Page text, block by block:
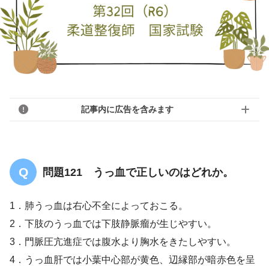
記事内に広告を含みます
問題121 うっ血で正しいのはどれか。
1．肺うっ血は右心不全によっておこる。
2．下肢のうっ血では下肢静脈瘤が生じやすい。
3．門脈圧亢進症では腹水より胸水をきたしやすい。
4．うっ血肝では小葉中心部が黄色、辺縁部が暗赤色を呈